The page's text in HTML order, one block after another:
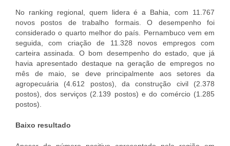
No ranking regional, quem lidera é a Bahia, com 11.767
novos postos de trabalho formais. O desempenho foi
considerado o quarto melhor do país. Pernambuco vem em
seguida, com criação de 11.328 novos empregos com
carteira assinada. O bom desempenho do estado, que já
havia apresentado destaque na geração de empregos no
mês de maio, se deve principalmente aos setores da
agropecuária (4.612 postos), da construção civil (2.378
postos), dos serviços (2.139 postos) e do comércio (1.285
postos).
Baixo resultado